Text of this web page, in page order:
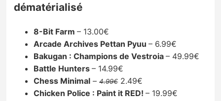
dématérialisé
8-Bit Farm– 13.00€
Arcade Archives Pettan Pyuu– 6.99€
Bakugan : Champions de Vestroia– 49.99€
Battle Hunters– 14.99€
Chess Minimal –4.99€2.49€
Chicken Police : Paint it RED!– 19.99€